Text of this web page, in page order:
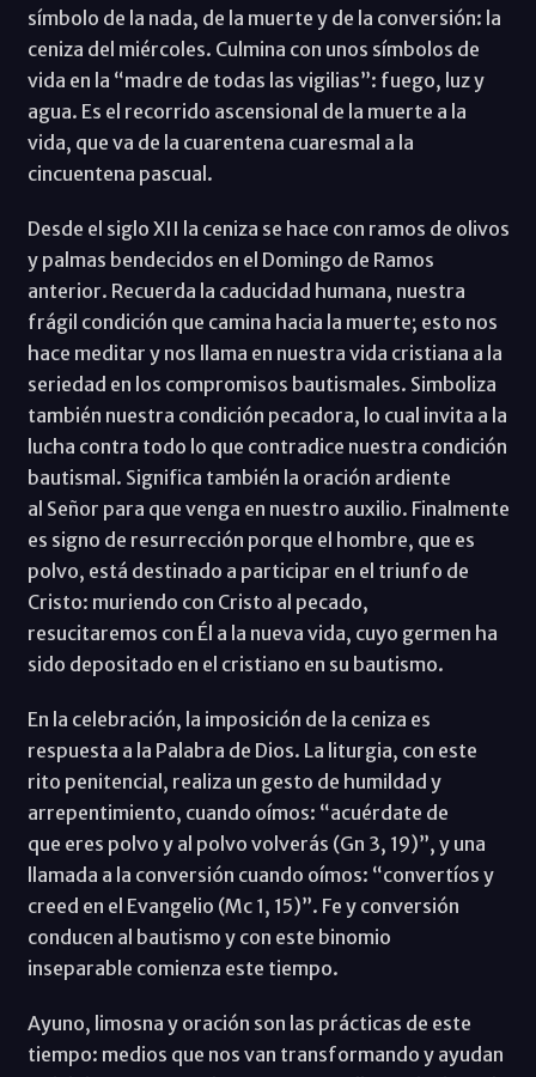
símbolo de la nada, de la muerte y de la conversión: la
ceniza del miércoles. Culmina con unos símbolos de
vida en la “madre de todas las vigilias”: fuego, luz y
agua. Es el recorrido ascensional de la muerte a la
vida, que va de la cuarentena cuaresmal a la
cincuentena pascual.
Desde el siglo XII la ceniza se hace con ramos de olivos
y palmas bendecidos en el Domingo de Ramos
anterior. Recuerda la caducidad humana, nuestra
frágil condición que camina hacia la muerte; esto nos
hace meditar y nos llama en nuestra vida cristiana a la
seriedad en los compromisos bautismales. Simboliza
también nuestra condición pecadora, lo cual invita a la
lucha contra todo lo que contradice nuestra condición
bautismal. Significa también la oración ardiente
al Señor para que venga en nuestro auxilio. Finalmente
es signo de resurrección porque el hombre, que es
polvo, está destinado a participar en el triunfo de
Cristo: muriendo con Cristo al pecado,
resucitaremos con Él a la nueva vida, cuyo germen ha
sido depositado en el cristiano en su bautismo.
En la celebración, la imposición de la ceniza es
respuesta a la Palabra de Dios. La liturgia, con este
rito penitencial, realiza un gesto de humildad y
arrepentimiento, cuando oímos: “acuérdate de
que eres polvo y al polvo volverás (Gn 3, 19)”, y una
llamada a la conversión cuando oímos: “convertíos y
creed en el Evangelio (Mc 1, 15)”. Fe y conversión
conducen al bautismo y con este binomio
inseparable comienza este tiempo.
Ayuno, limosna y oración son las prácticas de este
tiempo: medios que nos van transformando y ayudan